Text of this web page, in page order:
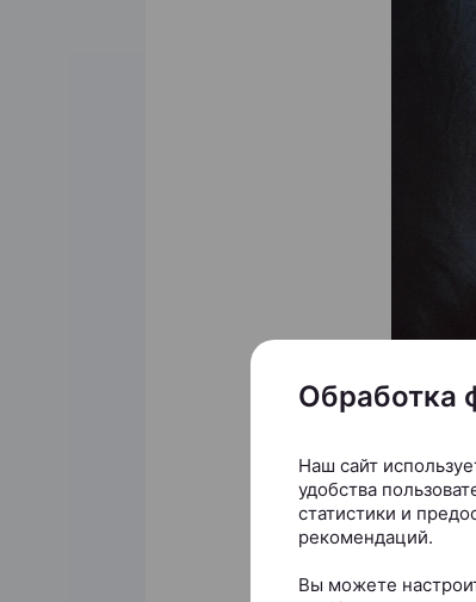
Обработка
Наш сайт
удобства
статистики и
рекомендаций.
Вы можете